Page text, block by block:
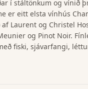
í stáltönkum og vínið
er eitt elsta vínhús
Laurent og Christel
og Pinot Noir.
fiski, sjávarfangi,